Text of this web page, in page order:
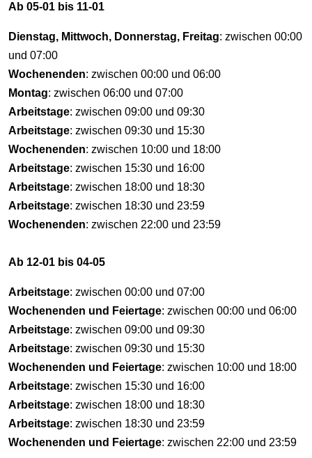
Ab 05-01 bis 11-01
Dienstag, Mittwoch, Donnerstag, Freitag: zwischen 00:00
und 07:00
Wochenenden: zwischen 00:00 und 06:00
Montag: zwischen 06:00 und 07:00
Arbeitstage: zwischen 09:00 und 09:30
Arbeitstage: zwischen 09:30 und 15:30
Wochenenden: zwischen 10:00 und 18:00
Arbeitstage: zwischen 15:30 und 16:00
Arbeitstage: zwischen 18:00 und 18:30
Arbeitstage: zwischen 18:30 und 23:59
Wochenenden: zwischen 22:00 und 23:59
Ab 12-01 bis 04-05
Arbeitstage: zwischen 00:00 und 07:00
Wochenenden und Feiertage: zwischen 00:00 und 06:00
Arbeitstage: zwischen 09:00 und 09:30
Arbeitstage: zwischen 09:30 und 15:30
Wochenenden und Feiertage: zwischen 10:00 und 18:00
Arbeitstage: zwischen 15:30 und 16:00
Arbeitstage: zwischen 18:00 und 18:30
Arbeitstage: zwischen 18:30 und 23:59
Wochenenden und Feiertage: zwischen 22:00 und 23:59